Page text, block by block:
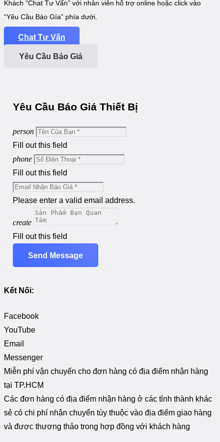
Khách “Chat Tư Vấn” với nhân viên hỗ trợ online hoặc click vào
“Yêu Cầu Báo Gía” phía dưới.
Chat Tư Vấn
Yêu Cầu Báo Giá
Yêu Cầu Báo Giá Thiết Bị
person
Fill out this field
phone
Fill out this field
Please enter a valid email address.
create
Fill out this field
Send Message
Kết Nối:
Facebook
YouTube
Email
Messenger
Miễn phí vận chuyển cho đơn hàng có địa điểm nhận hàng
tại TP.HCM
Các đơn hàng có địa điểm nhận hàng ở các tỉnh thành khác
sẻ có chi phí nhận chuyển tùy thuộc vào địa điểm giao hàng
và được thương thảo trong hợp đồng với khách hàng